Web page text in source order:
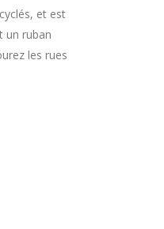
et est
un ruban
les rues